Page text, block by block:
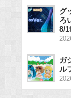
グ
ろ
8/
ガ
ル